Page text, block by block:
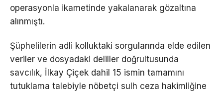
operasyonla ikametinde yakalanarak gözaltına
alınmıştı.
Şüphelilerin adli kolluktaki sorgularında elde edilen
veriler ve dosyadaki deliller doğrultusunda
savcılık, İlkay Çiçek dahil 15 ismin tamamını
tutuklama talebiyle nöbetçi sulh ceza hakimliğine